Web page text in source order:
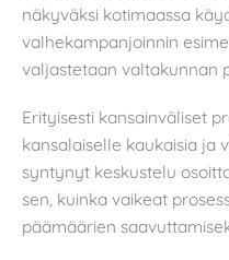
näkyväksi kotimaassa
valhekampanjoinnin
valjastetaan valtakunnan
Erityisesti kansainväliset
kansalaiselle kaukaisia ja
syntynyt keskustelu
sen, kuinka vaikeat
päämäärien